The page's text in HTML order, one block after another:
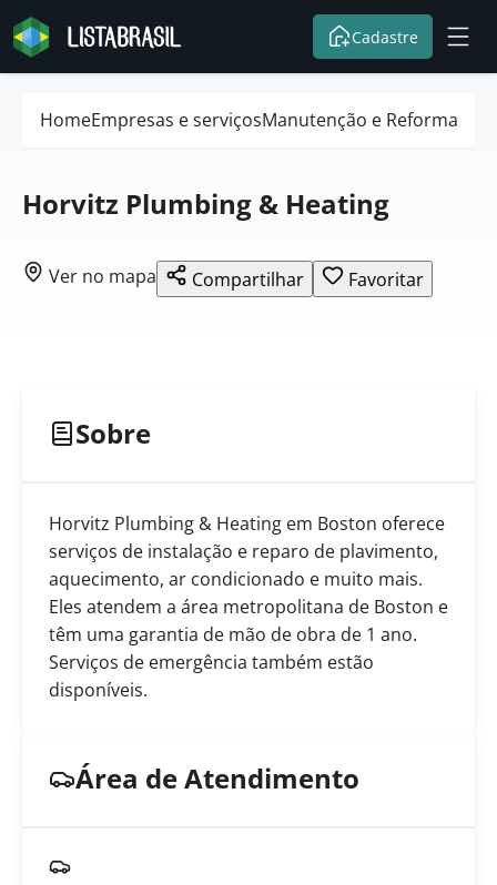
Cadastre
HomeEmpresas e serviçosManutenção e Reformas
Horvitz Plumbing & Heating
Ver no mapa Compartilhar Favoritar
Sobre
Horvitz Plumbing & Heating em Boston oferece
serviços de instalação e reparo de plavimento,
aquecimento, ar condicionado e muito mais.
Eles atendem a área metropolitana de Boston e
têm uma garantia de mão de obra de 1 ano.
Serviços de emergência também estão
disponíveis.
Área de Atendimento